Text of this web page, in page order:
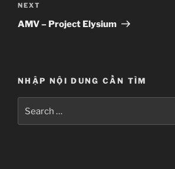
Next
Post
NEXT
AMV – Project Elysium
NHẬP NỘI DUNG CẦN TÌM
for: